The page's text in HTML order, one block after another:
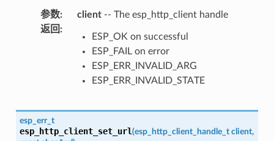
参数: client-- The esp_http_client handle
返回 :
ESP_OK on successful
ESP_FAIL on error
ESP_ERR_INVALID_ARG
ESP_ERR_INVALID_STATE
esp_err_t
esp_http_client_set_url(esp_http_client_handle_t client,